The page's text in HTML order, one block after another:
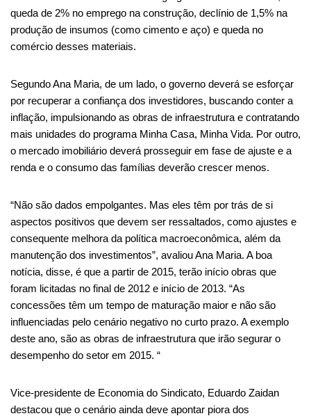
queda de 2% no emprego na construção, declínio de 1,5% na
produção de insumos (como cimento e aço) e queda no
comércio desses materiais.
Segundo Ana Maria, de um lado, o governo deverá se esforçar
por recuperar a confiança dos investidores, buscando conter a
inflação, impulsionando as obras de infraestrutura e contratando
mais unidades do programa Minha Casa, Minha Vida. Por outro,
o mercado imobiliário deverá prosseguir em fase de ajuste e a
renda e o consumo das famílias deverão crescer menos.
“Não são dados empolgantes. Mas eles têm por trás de si
aspectos positivos que devem ser ressaltados, como ajustes e
consequente melhora da política macroeconômica, além da
manutenção dos investimentos”, avaliou Ana Maria. A boa
notícia, disse, é que a partir de 2015, terão início obras que
foram licitadas no final de 2012 e início de 2013. “As
concessões têm um tempo de maturação maior e não são
influenciadas pelo cenário negativo no curto prazo. A exemplo
deste ano, são as obras de infraestrutura que irão segurar o
desempenho do setor em 2015. “
Vice-presidente de Economia do Sindicato, Eduardo Zaidan
destacou que o cenário ainda deve apontar piora dos